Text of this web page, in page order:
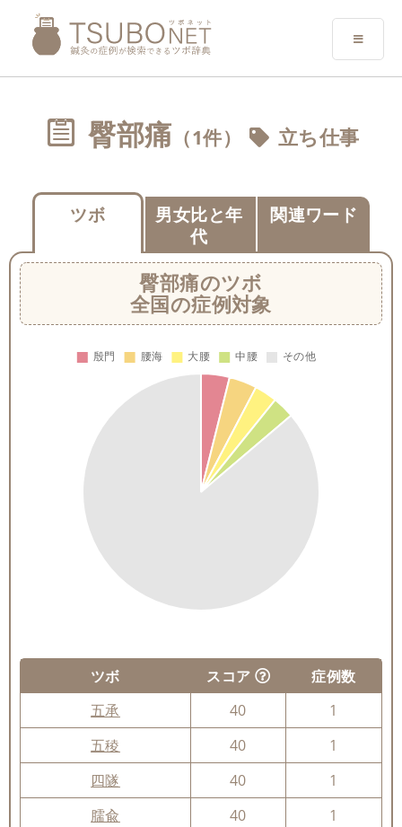
臀部痛 （1件） 立ち仕事
ツボ
男女比と年
代
関連ワード
臀部痛のツボ
全国の症例対象
ツボ スコア
症例数
五承
40
1
五稜
40
1
四隧
40
1
臑兪
40
1